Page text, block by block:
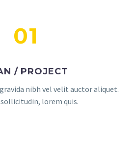
01
/ PROJECT
nibh vel velit auctor aliquet.
lorem quis.